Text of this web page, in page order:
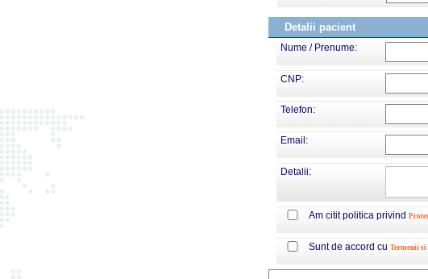
Detalii pacient
Nume / Prenume:
CNP:
Telefon:
Email:
Detalii:
Am citit politica privind
Sunt de accord cu Termenii